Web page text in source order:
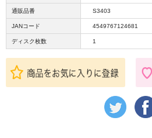
通販品番 S3403
JANコード 4549767124681
ディスク枚数 1